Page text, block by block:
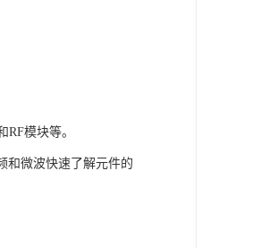
模块等。
和微波快速了解元件的